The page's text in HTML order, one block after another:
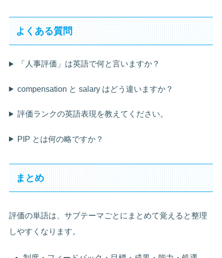
よくある質問
「人事評価」は英語で何と言いますか？
compensation と salary はどう違いますか？
評価ランクの英語表現を教えてください。
PIP とは何の略ですか？
まとめ
評価の単語は、サブテーマごとにまとめて覚えると整理
しやすくなります。